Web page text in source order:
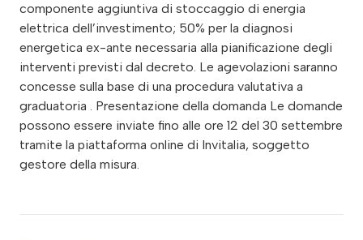
componente aggiuntiva di stoccaggio di energia
elettrica dell’investimento; 50% per la diagnosi
energetica ex-ante necessaria alla pianificazione degli
interventi previsti dal decreto. Le agevolazioni saranno
concesse sulla base di una procedura valutativa a
graduatoria . Presentazione della domanda Le domande
possono essere inviate fino alle ore 12 del 30 settembre
tramite la piattaforma online di Invitalia, soggetto
gestore della misura.